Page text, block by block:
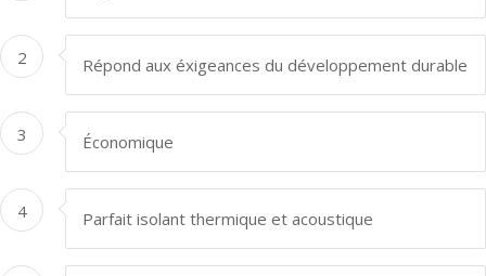
2 Répond aux éxigeances du développement durable
3 Économique
4 Parfait isolant thermique et acoustique